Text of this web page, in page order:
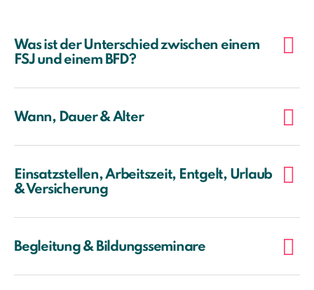
Was ist der Unterschied zwischen einem
FSJ und einem BFD?
Wann, Dauer & Alter
Einsatzstellen, Arbeitszeit, Entgelt, Urlaub
& Versicherung
Begleitung & Bildungsseminare